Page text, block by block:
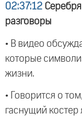
02:37:12
разговоры
• В видео
которые
жизни.
• Говорится о
гаснущий